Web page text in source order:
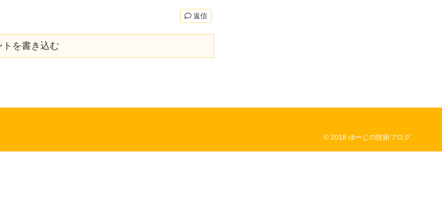
返信
トを書き込む
© 2018 ゆーじの技術ブログ.